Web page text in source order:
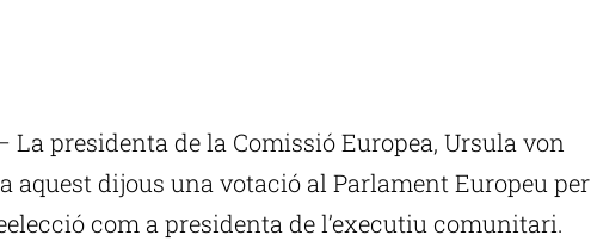
La presidenta de la Comissió Europea, Ursula von
aquest dijous una votació al Parlament Europeu per
com a presidenta de l’executiu comunitari.